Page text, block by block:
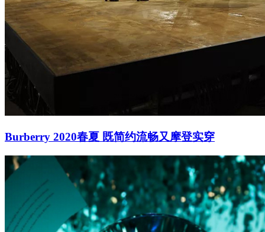
Burberry 2020春夏 既简约流畅又摩登实穿